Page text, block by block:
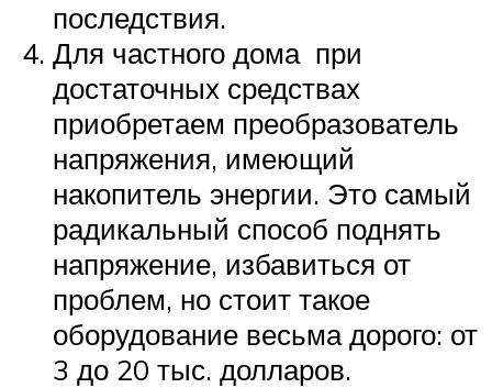
последствия.
Для частного дома при
достаточных средствах
приобретаем преобразователь
напряжения, имеющий
накопитель энергии. Это самый
радикальный способ поднять
напряжение, избавиться от
проблем, но стоит такое
оборудование весьма дорого: от
3 до 20 тыс. долларов.